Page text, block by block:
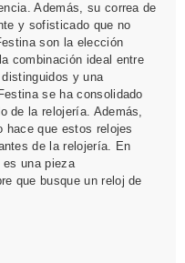
Además, su correa de
y sofisticado que no
son la elección
combinación ideal entre
y una
se ha consolidado
de la relojería. Además,
hace que estos relojes
de la relojería. En
una pieza
que busque un reloj de